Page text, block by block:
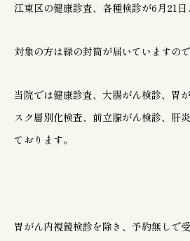
悩みの方は
お気軽にご相
胃やお尻の不調は、早期の
です。江東区で30年以上の
が、あなたのお悩みに真摯
江東区の健康診査、各種検診が6月21日
対象の方は緑の封筒が届いていますの
当院では健康診査、大腸がん検診、胃
スク層別化検査、前立腺がん検診、肝
ております。
胃がん内視鏡検診を除き、予約無しで